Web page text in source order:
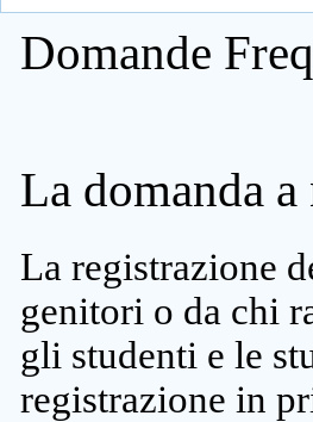
Domande
La domanda a
La registrazione
genitori o da chi
gli studenti e le
registrazione in